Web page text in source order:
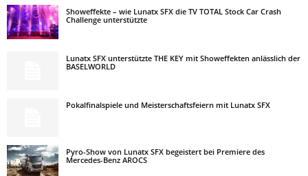
Showeffekte – wie Lunatx SFX die TV TOTAL Stock Car Crash
Challenge unterstützte
Lunatx SFX unterstützte THE KEY mit Showeffekten anlässlich der
BASELWORLD
Pokalfinalspiele und Meisterschaftsfeiern mit Lunatx SFX
Pyro-Show von Lunatx SFX begeistert bei Premiere des
Mercedes-Benz AROCS